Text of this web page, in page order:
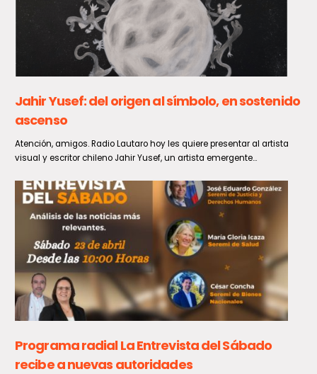
Estudiantes de Talca fortalecieron sus
conocimientos en materia energética con
charla y visita pedagógica
Con el propósito de promover la formación integral en jóvenes de la
región, se llevó a cabo la charla...